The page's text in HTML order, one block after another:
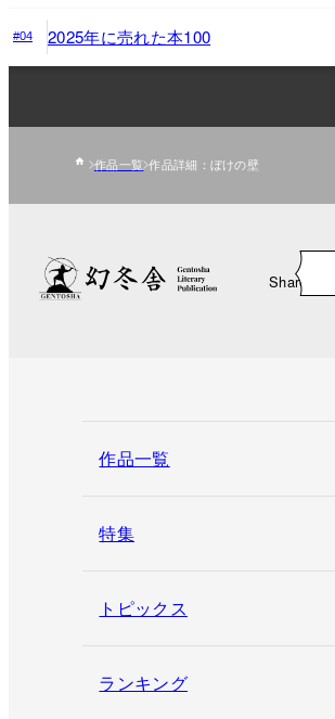
#04 2025年に売れた本100
作品一覧 作品詳細：ぼけの壁
Share
作品一覧
特集
トピックス
ランキング